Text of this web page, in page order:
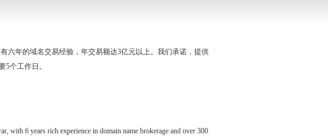
六年的域名交易经验，年交易额达3亿元以上。我们承诺，提供
个工作日。
with 6 years rich experience in domain name brokerage and over 300